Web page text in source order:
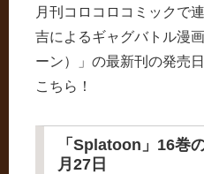
月刊コロコロコミックで
吉によるギャグバトル漫
ーン）」の最新刊の発売
こちら！
「Splatoon」16巻
月27日